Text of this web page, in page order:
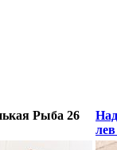
Рыба 26